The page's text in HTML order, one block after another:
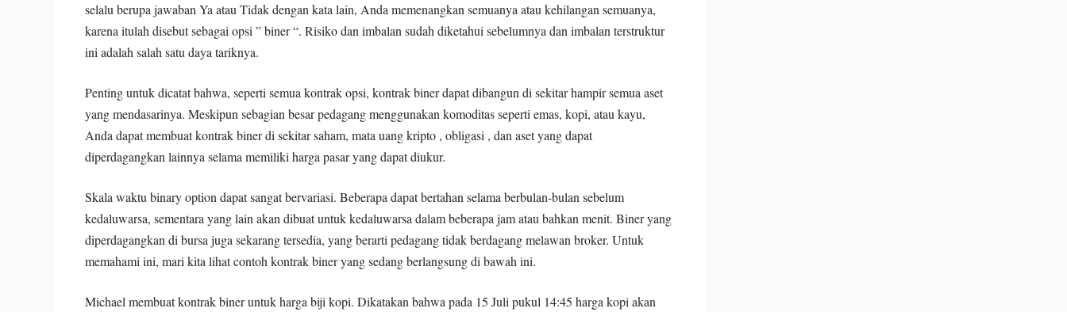
selalu berupa jawaban Ya atau Tidak dengan kata lain, Anda memenangkan semuanya atau kehilangan semuanya,
karena itulah disebut sebagai opsi ” biner “. Risiko dan imbalan sudah diketahui sebelumnya dan imbalan terstruktur
ini adalah salah satu daya tariknya.
Penting untuk dicatat bahwa, seperti semua kontrak opsi, kontrak biner dapat dibangun di sekitar hampir semua aset
yang mendasarinya. Meskipun sebagian besar pedagang menggunakan komoditas seperti emas, kopi, atau kayu,
Anda dapat membuat kontrak biner di sekitar saham, mata uang kripto , obligasi , dan aset yang dapat
diperdagangkan lainnya selama memiliki harga pasar yang dapat diukur.
Skala waktu binary option dapat sangat bervariasi. Beberapa dapat bertahan selama berbulan-bulan sebelum
kedaluwarsa, sementara yang lain akan dibuat untuk kedaluwarsa dalam beberapa jam atau bahkan menit. Biner yang
diperdagangkan di bursa juga sekarang tersedia, yang berarti pedagang tidak berdagang melawan broker. Untuk
memahami ini, mari kita lihat contoh kontrak biner yang sedang berlangsung di bawah ini.
Michael membuat kontrak biner untuk harga biji kopi. Dikatakan bahwa pada 15 Juli pukul 14:45 harga kopi akan